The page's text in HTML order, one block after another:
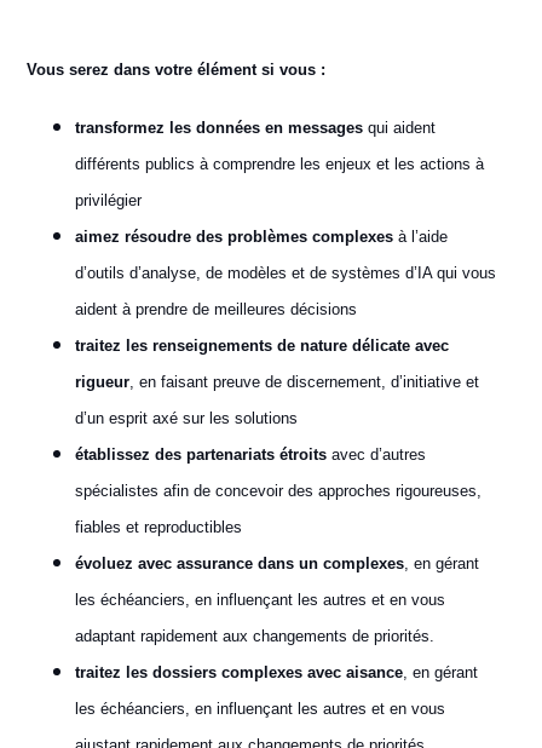
Vous serez dans votre élément si vous :
transformez les données en messages qui aident
différents publics à comprendre les enjeux et les actions à
privilégier
aimez résoudre des problèmes complexesà l’aide
d’outils d’analyse, de modèles et de systèmes d’IA qui vous
aident à prendre de meilleures décisions
traitez les renseignements de nature délicate avec
rigueur, en faisant preuve de discernement, d’initiative et
d’un esprit axé sur les solutions
établissez des partenariats étroitsavec d’autres
spécialistes afin de concevoir des approches rigoureuses,
fiables et reproductibles
évoluez avec assurance dans un complexes, en gérant
les échéanciers, en influençant les autres et en vous
adaptant rapidement aux changements de priorités.
traitez les dossiers complexes avec aisance, en gérant
les échéanciers, en influençant les autres et en vous